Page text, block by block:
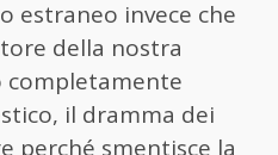
estraneo invece che
della nostra
completamente
il dramma dei
perché smentisce la